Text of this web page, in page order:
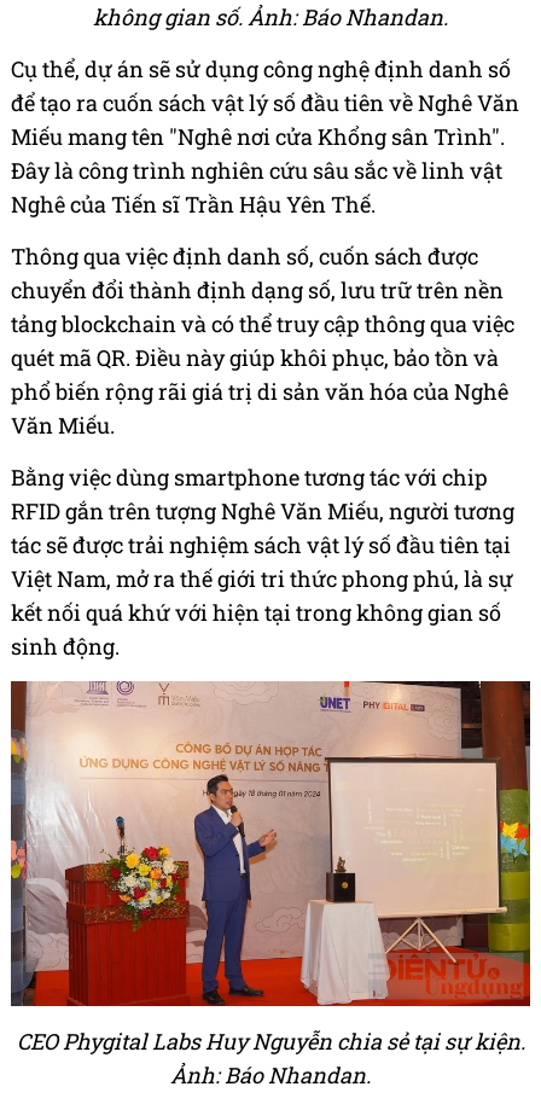
không gian số. Ảnh: Báo Nhandan.
Cụ thể, dự án sẽ sử dụng công nghệ định danh số
để tạo ra cuốn sách vật lý số đầu tiên về Nghê Văn
Miếu mang tên "Nghê nơi cửa Khổng sân Trình".
Đây là công trình nghiên cứu sâu sắc về linh vật
Nghê của Tiến sĩ Trần Hậu Yên Thế.
Thông qua việc định danh số, cuốn sách được
chuyển đổi thành định dạng số, lưu trữ trên nền
tảng blockchain và có thể truy cập thông qua việc
quét mã QR. Điều này giúp khôi phục, bảo tồn và
phổ biến rộng rãi giá trị di sản văn hóa của Nghê
Văn Miếu.
Bằng việc dùng smartphone tương tác với chip
RFID gắn trên tượng Nghê Văn Miếu, người tương
tác sẽ được trải nghiệm sách vật lý số đầu tiên tại
Việt Nam, mở ra thế giới tri thức phong phú, là sự
kết nối quá khứ với hiện tại trong không gian số
sinh động.
CEO Phygital Labs Huy Nguyễn chia sẻ tại sự kiện.
Ảnh: Báo Nhandan.